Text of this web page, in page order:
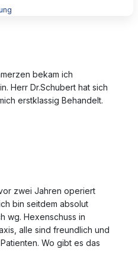
bekam ich
Herr Dr.Schubert hat sich
erstklassig Behandelt.
zwei Jahren operiert
bin seitdem absolut
wg. Hexenschuss in
alle sind freundlich und
Wo gibt es das